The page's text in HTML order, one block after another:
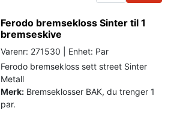
Ferodo bremsekloss Sinter til 1
bremseskive
Varenr: 271530 | Enhet: Par
Ferodo bremsekloss sett street Sinter
Metall
Merk: Bremseklosser BAK, du trenger 1
par.